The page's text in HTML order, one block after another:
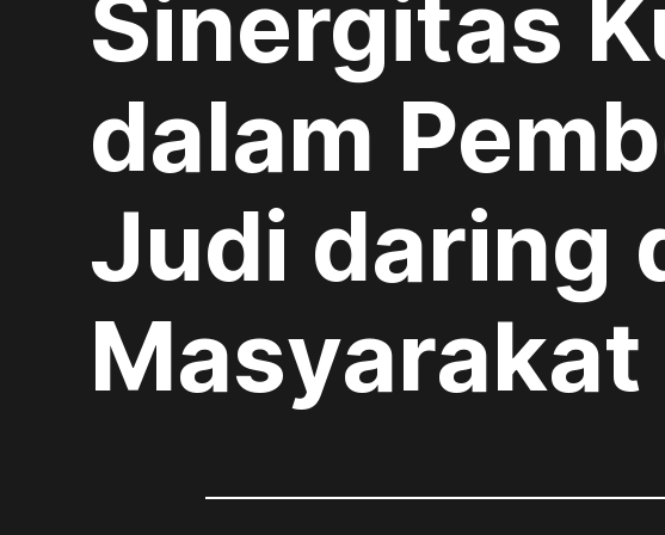
Sinergitas
dalam
Judi daring
Masyarakat